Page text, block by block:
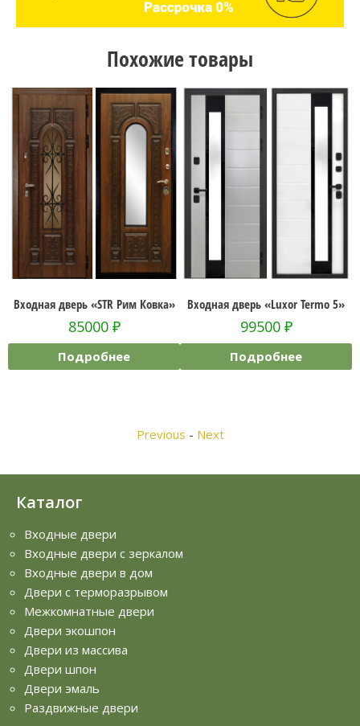
Похожие товары
Ковка» Входная дверь «Luxor Termo 5»
99500
Подробнее
Входная дверь
67500
Подробнее
Previous - Next
Каталог
Входные двери
Входные двери с зеркалом
Входные двери в дом
Двери с терморазрывом
Межкомнатные двери
Двери экошпон
Двери из массива
Двери шпон
Двери эмаль
Раздвижные двери